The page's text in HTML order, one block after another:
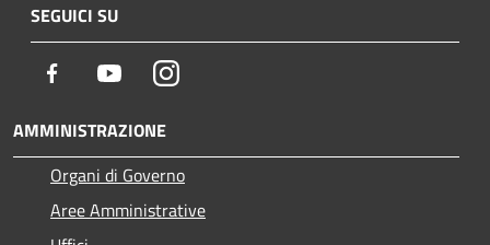
SEGUICI SU
Facebook YoutubeInstagram
AMMINISTRAZIONE
Organi di Governo
Aree Amministrative